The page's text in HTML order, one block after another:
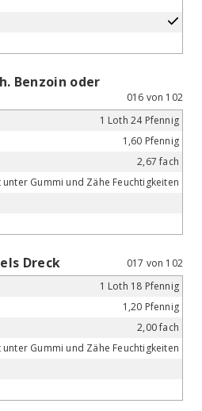
Benzoin oder
016 von 102
1 Loth 24 Pfennig
1,60 Pfennig
2,67 fach
unter Gummi und Zähe Feuchtigkeiten
Dreck
017 von 102
1 Loth 18 Pfennig
1,20 Pfennig
2,00 fach
unter Gummi und Zähe Feuchtigkeiten